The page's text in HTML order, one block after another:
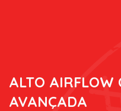
ALTO AIRFLOW
AVANÇADA